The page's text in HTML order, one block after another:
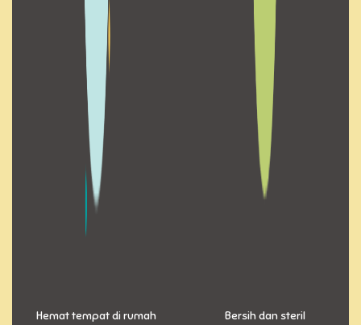
Hemat tempat di rumah Bersih dan steril